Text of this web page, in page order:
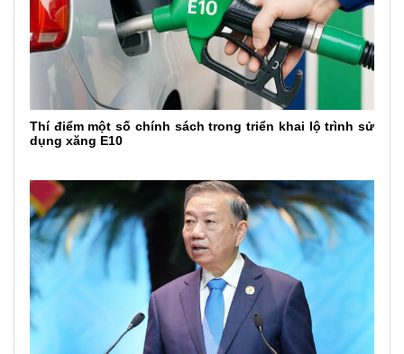
Thí điểm một số chính sách trong triển khai lộ trình sử
dụng xăng E10